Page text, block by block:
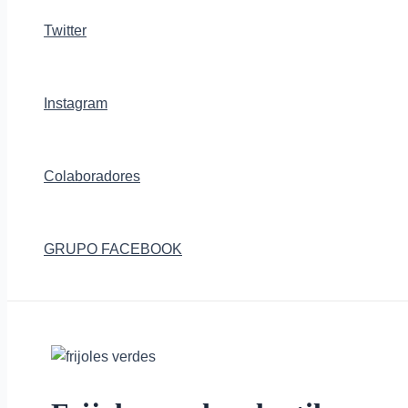
Twitter
Instagram
Colaboradores
GRUPO FACEBOOK